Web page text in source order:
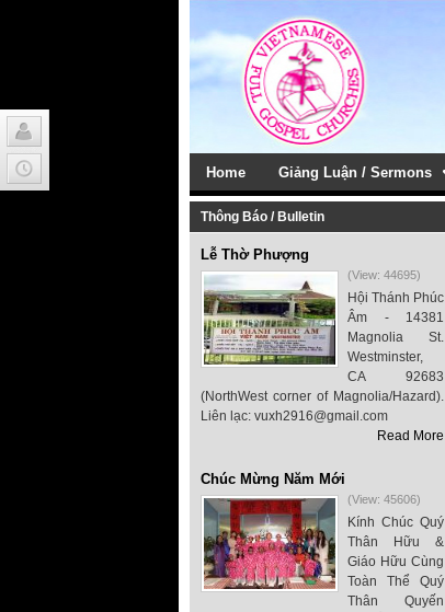
Home Giảng Luận / Sermons
Thông Báo / Bulletin
Lễ Thờ Phượng
(View: 44695)
Hội Thánh Phúc
Âm - 14381
Magnolia St.
Westminster,
CA 92683
(NorthWest corner of Magnolia/Hazard).
Liên lạc: vuxh2916@gmail.com
Read More
Chúc Mừng Năm Mới
(View: 45606)
Kính Chúc Quý
Thân Hữu &
Giáo Hữu Cùng
Toàn Thể Quý
Thân Quyến